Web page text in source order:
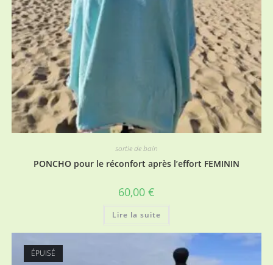
sortie de bain
PONCHO pour le réconfort après l’effort FEMININ
60,00 €
Lire la suite
ÉPUISÉ